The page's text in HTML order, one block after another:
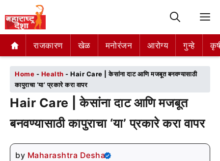
राजकारण खेळ मनोरंजन आरोग्य गुन्हे
राजकारण खेळ मनोरंजन आरोग्य गुन्हे
Home - Health - Hair Care | केसांना दाट आणि मजबूत बनवण्यासाठी
कापुराचा ‘या’ प्रकारे करा वापर
Hair Care | केसांना दाट आणि मजबूत
बनवण्यासाठी कापुराचा ‘या’ प्रकारे करा वापर
by Maharashtra Desha